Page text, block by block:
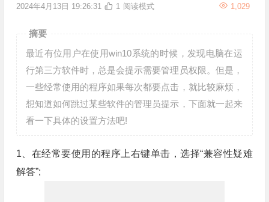
2024年4月13日 19:26:31 1,029
1 阅读模式
摘要
最近有位用户在使用win10系统的时候，发现电脑在运
行第三方软件时，总是会提示需要管理员权限。但是，
一些经常使用的程序如果每次都要点击，就比较麻烦，
想知道如何跳过某些软件的管理员提示，下面就一起来
看一下具体的设置方法吧!
1、在经常要使用的程序上右键单击，选择“兼容性疑难
解答”;